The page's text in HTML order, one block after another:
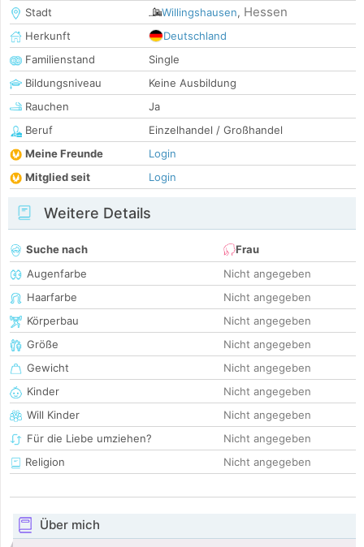
Stadt
Willingshausen, Hessen
Herkunft
Deutschland
Familienstand
Single
Bildungsniveau
Keine Ausbildung
Rauchen
Ja
Beruf
Einzelhandel / Großhandel
Meine Freunde
Login
Mitglied seit
Login
Weitere Details
Suche nach
Frau
Augenfarbe
Nicht angegeben
Haarfarbe
Nicht angegeben
Körperbau
Nicht angegeben
Größe
Nicht angegeben
Gewicht
Nicht angegeben
Kinder
Nicht angegeben
Will Kinder
Nicht angegeben
Für die Liebe umziehen?
Nicht angegeben
Religion
Nicht angegeben
Über mich